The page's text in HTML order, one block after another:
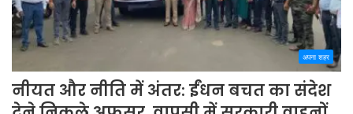
अपना शहर
नीयत और नीति में अंतर: ईंधन बचत का संदेश